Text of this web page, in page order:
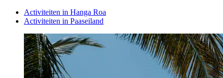
Activiteiten in Hanga Roa
Activiteiten in Paaseiland